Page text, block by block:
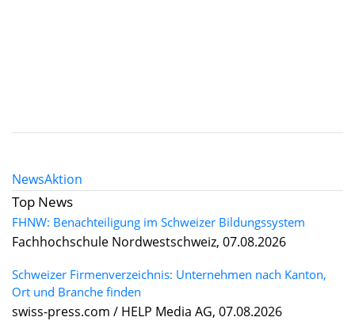
NewsAktion
Top News
FHNW: Benachteiligung im Schweizer Bildungssystem
Fachhochschule Nordwestschweiz, 07.08.2026
Schweizer Firmenverzeichnis: Unternehmen nach Kanton,
Ort und Branche finden
swiss-press.com / HELP Media AG, 07.08.2026